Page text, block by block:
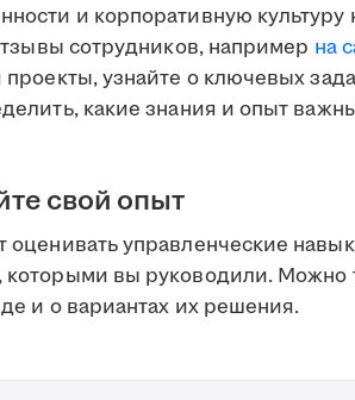
и корпоративную культуру
сотрудников, например на
узнайте о ключевых
какие знания и опыт
свой опыт
управленческие
вы руководили. Можно
и о вариантах их решения.